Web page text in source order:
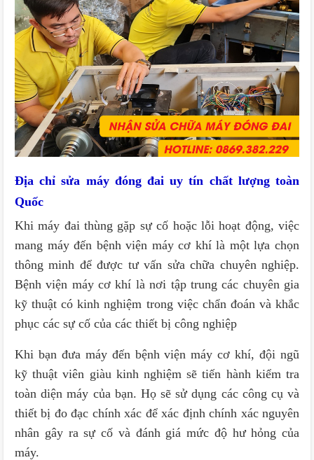
Địa chỉ sửa máy đóng đai uy tín chất lượng toàn
Quốc
Khi máy đai thùng gặp sự cố hoặc lỗi hoạt động, việc
mang máy đến bệnh viện máy cơ khí là một lựa chọn
thông minh để được tư vấn sửa chữa chuyên nghiệp.
Bệnh viện máy cơ khí là nơi tập trung các chuyên gia
kỹ thuật có kinh nghiệm trong việc chẩn đoán và khắc
phục các sự cố của các thiết bị công nghiệp
Khi bạn đưa máy đến bệnh viện máy cơ khí, đội ngũ
kỹ thuật viên giàu kinh nghiệm sẽ tiến hành kiểm tra
toàn diện máy của bạn. Họ sẽ sử dụng các công cụ và
thiết bị đo đạc chính xác để xác định chính xác nguyên
nhân gây ra sự cố và đánh giá mức độ hư hỏng của
máy.